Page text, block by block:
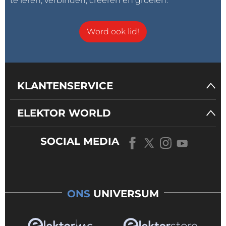
Word ook lid!
KLANTENSERVICE
ELEKTOR WORLD
SOCIAL MEDIA
ONS UNIVERSUM